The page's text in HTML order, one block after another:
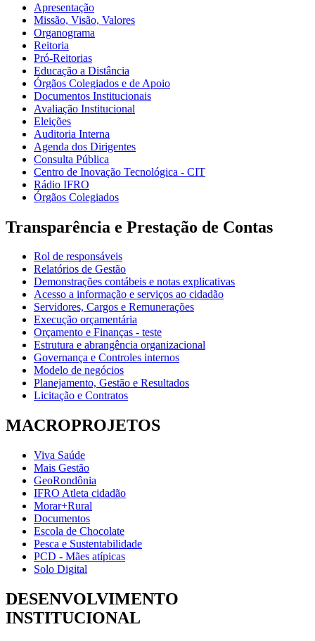
Apresentação
Missão, Visão, Valores
Organograma
Reitoria
Pró-Reitorias
Educação a Distância
Órgãos Colegiados e de Apoio
Documentos Institucionais
Avaliação Institucional
Eleições
Auditoria Interna
Agenda dos Dirigentes
Consulta Pública
Centro de Inovação Tecnológica - CIT
Rádio IFRO
Órgãos Colegiados
Transparência e Prestação de Contas
Rol de responsáveis
Relatórios de Gestão
Demonstrações contábeis e notas explicativas
Acesso a informação e serviços ao cidadão
Servidores, Cargos e Remunerações
Execução orçamentária
Orçamento e Finanças - teste
Estrutura e abrangência organizacional
Governança e Controles internos
Modelo de negócios
Planejamento, Gestão e Resultados
Licitação e Contratos
MACROPROJETOS
Viva Saúde
Mais Gestão
GeoRondônia
IFRO Atleta cidadão
Morar+Rural
Documentos
Escola de Chocolate
Pesca e Sustentabilidade
PCD - Mães atípicas
Solo Digital
DESENVOLVIMENTO
INSTITUCIONAL